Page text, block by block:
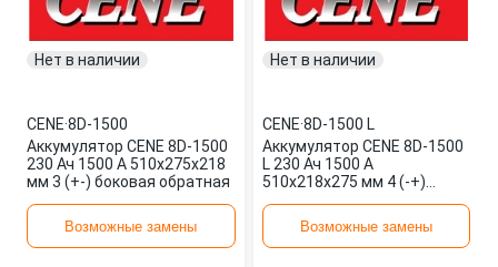
Нет в наличии
CENE·8D-1500
Аккумулятор CENE 8D-1500
230 Ач 1500 А 510x275x218
мм 3 (+-) боковая обратная
Возможные замены
Нет в наличии
CENE·8D-1500 L
Аккумулятор CENE 8D-1500
L 230 Ач 1500 А
510x218x275 мм 4 (-+)
Возможные замены